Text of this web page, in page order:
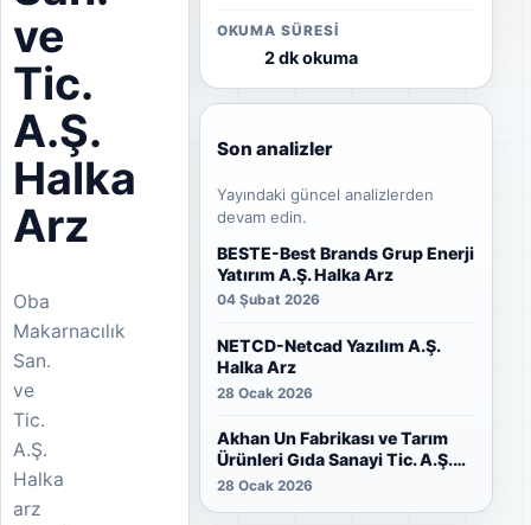
ve
Tic.
A.Ş.
Halka
Arz
Oba
Makarnacılık
San.
ve
Tic.
A.Ş.
Halka
arz
OKUMA SÜRESI
2 dk okuma
Son analizler
Yayındaki güncel analizlerden
devam edin.
BESTE-Best Brands Grup Enerji
Yatırım A.Ş. Halka Arz
04 Şubat 2026
NETCD-Netcad Yazılım A.Ş.
Halka Arz
28 Ocak 2026
Akhan Un Fabrikası ve Tarım
Ürünleri Gıda Sanayi Tic. A.Ş.
Halka Arz
28 Ocak 2026